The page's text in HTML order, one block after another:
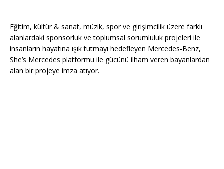
Eğitim, kültür & sanat, müzik, spor ve girişimcilik üzere farklı
alanlardaki sponsorluk ve toplumsal sorumluluk projeleri ile
insanların hayatına ışık tutmayı hedefleyen Mercedes-Benz,
She’s Mercedes platformu ile gücünü ilham veren bayanlardan
alan bir projeye imza atıyor.